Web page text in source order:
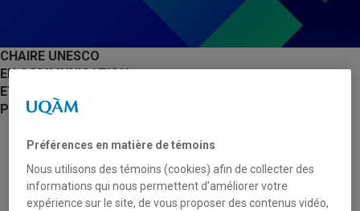
CHAIRE UNESCO
EN COMMUNICATION
ET TECHNOLOGIES
POUR LE DÉVELOPPEMENT
Équipe actuelle
Préférences en matière de témoins
Nous utilisons des témoins (cookies) afin de collecter des
informations qui nous permettent d’améliorer votre
expérience sur le site, de vous proposer des contenus vidéo,